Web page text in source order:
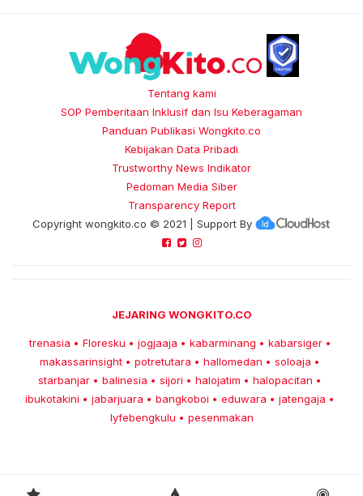
Tentang kami
SOP Pemberitaan Inklusif dan Isu Keberagaman
Panduan Publikasi Wongkito.co
Kebijakan Data Pribadi
Trustworthy News Indikator
Pedoman Media Siber
Transparency Report
Copyright wongkito.co © 2021 | Support By
JEJARING WONGKITO.CO
trenasia • Floresku • jogjaaja • kabarminang • kabarsiger •
makassarinsight • potretutara • hallomedan • soloaja •
starbanjar • balinesia • sijori • halojatim • halopacitan •
ibukotakini • jabarjuara • bangkoboi • eduwara • jatengaja •
lyfebengkulu • pesenmakan